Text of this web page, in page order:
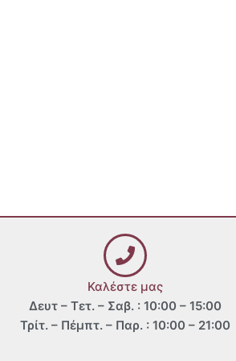
Καλέστε μας
Δευτ – Τετ. – Σαβ. : 10:00 – 15:00
Τρίτ. – Πέμπτ. – Παρ. : 10:00 – 21:00